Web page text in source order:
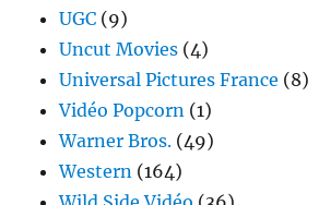
UGC (9)
Uncut Movies (4)
Universal Pictures France (8)
Vidéo Popcorn (1)
Warner Bros. (49)
Western (164)